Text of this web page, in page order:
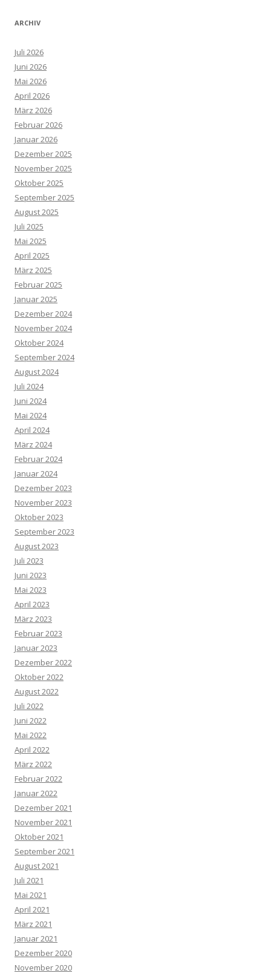
ARCHIV
Juli 2026
Juni 2026
Mai 2026
April 2026
März 2026
Februar 2026
Januar 2026
Dezember 2025
November 2025
Oktober 2025
September 2025
August 2025
Juli 2025
Mai 2025
April 2025
März 2025
Februar 2025
Januar 2025
Dezember 2024
November 2024
Oktober 2024
September 2024
August 2024
Juli 2024
Juni 2024
Mai 2024
April 2024
März 2024
Februar 2024
Januar 2024
Dezember 2023
November 2023
Oktober 2023
September 2023
August 2023
Juli 2023
Juni 2023
Mai 2023
April 2023
März 2023
Februar 2023
Januar 2023
Dezember 2022
Oktober 2022
August 2022
Juli 2022
Juni 2022
Mai 2022
April 2022
März 2022
Februar 2022
Januar 2022
Dezember 2021
November 2021
Oktober 2021
September 2021
August 2021
Juli 2021
Mai 2021
April 2021
März 2021
Januar 2021
Dezember 2020
November 2020